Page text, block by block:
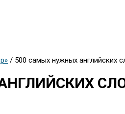
/ 500 самых нужных английских